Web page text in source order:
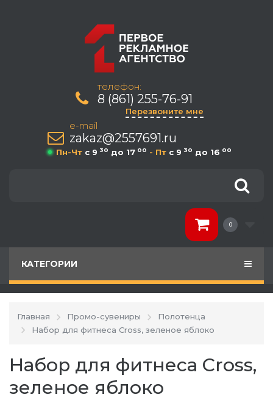
телефон:
8 (861) 255-76-91
Перезвоните мне
e-mail
zakaz@2557691.ru
Пн-Чт c 9 30 до 17 00 - Пт c 9 30 до 16 00
0
КАТЕГОРИИ
Главная Промо-сувениры
Полотенца
Набор для фитнеса Cross, зеленое яблоко
Набор для фитнеса Cross,
зеленое яблоко